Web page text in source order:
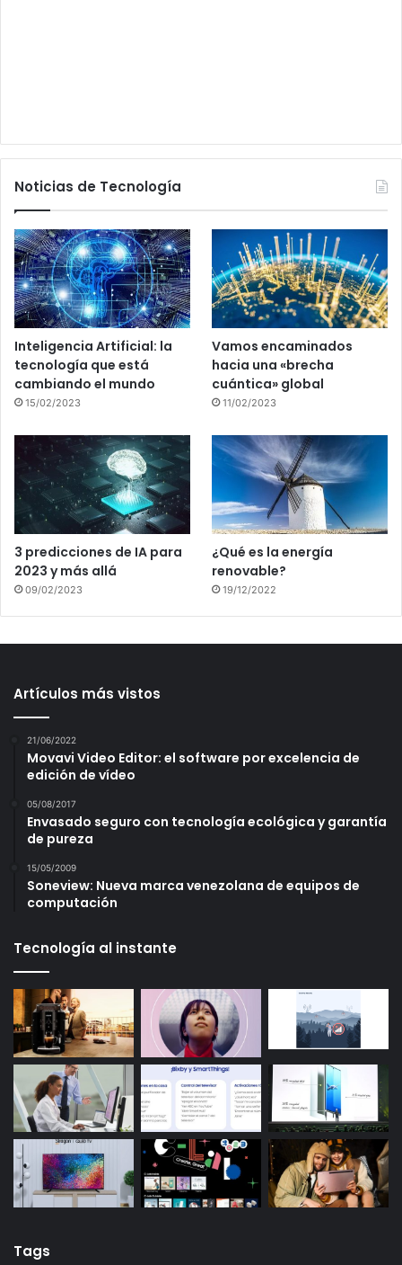
Noticias de Tecnología
Inteligencia Artificial: la
tecnología que está
cambiando el mundo
15/02/2023
Vamos encaminados
hacia una «brecha
cuántica» global
11/02/2023
3 predicciones de IA para
2023 y más allá
09/02/2023
¿Qué es la energía
renovable?
19/12/2022
Artículos más vistos
21/06/2022
Movavi Video Editor: el software por excelencia de
edición de vídeo
05/08/2017
Envasado seguro con tecnología ecológica y garantía
de pureza
15/05/2009
Soneview: Nueva marca venezolana de equipos de
computación
Tecnología al instante
Tags